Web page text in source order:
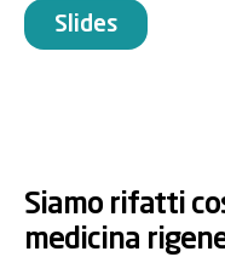
Slides
Siamo rifatti
medicina